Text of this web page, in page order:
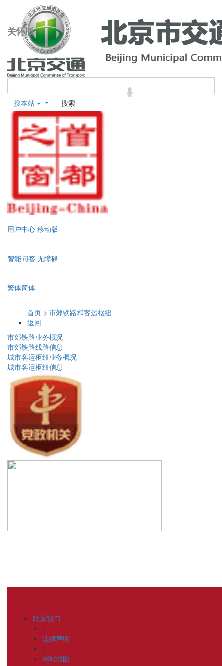
关怀版
搜本站 搜索
用户中心 移动版
智能问答 无障碍
繁体简体
首页 > 市郊铁路和客运枢纽
返回
市郊铁路业务概况
市郊铁路线路信息
城市客运枢纽业务概况
城市客运枢纽信息
联系我们
|
法律声明
|
网站地图